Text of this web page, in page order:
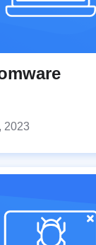
2023